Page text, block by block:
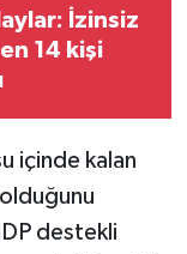
İzinsiz
14 kişi
içinde kalan
destekli